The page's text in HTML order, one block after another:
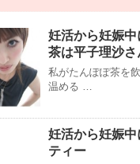
妊活から妊娠
茶は平子理沙
私がたんぽぽ茶を
温める …
妊活から妊娠
ティー